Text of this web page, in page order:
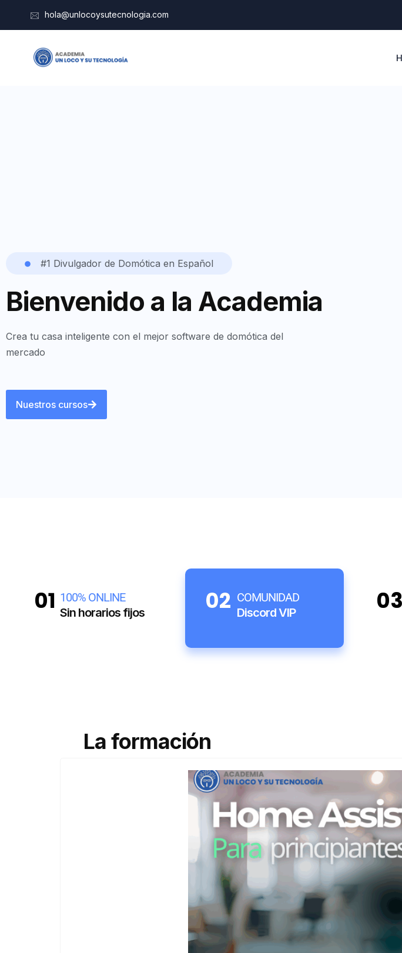
hola@unlocoysutecnologia.com
#1 Divulgador de Domótica en Español
Bienvenido a la Academia
Crea tu casa inteligente con el mejor software de domótica del
mercado
Nuestros cursos
01 100% ONLINE
Sin horarios fijos
02 COMUNIDAD
Discord VIP
03
La formación